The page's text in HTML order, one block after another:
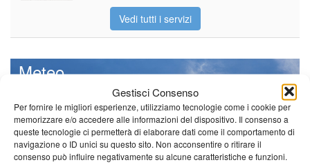
Gestisci Consenso
Per fornire le migliori esperienze, utilizziamo tecnologie come i cookie per
memorizzare e/o accedere alle informazioni del dispositivo. Il consenso a
queste tecnologie ci permetterà di elaborare dati come il comportamento di
navigazione o ID unici su questo sito. Non acconsentire o ritirare il
consenso può influire negativamente su alcune caratteristiche e funzioni.
Vedi tutti i servizi
Meteo
Il tempo di questo fine
settimana. temperature ancora